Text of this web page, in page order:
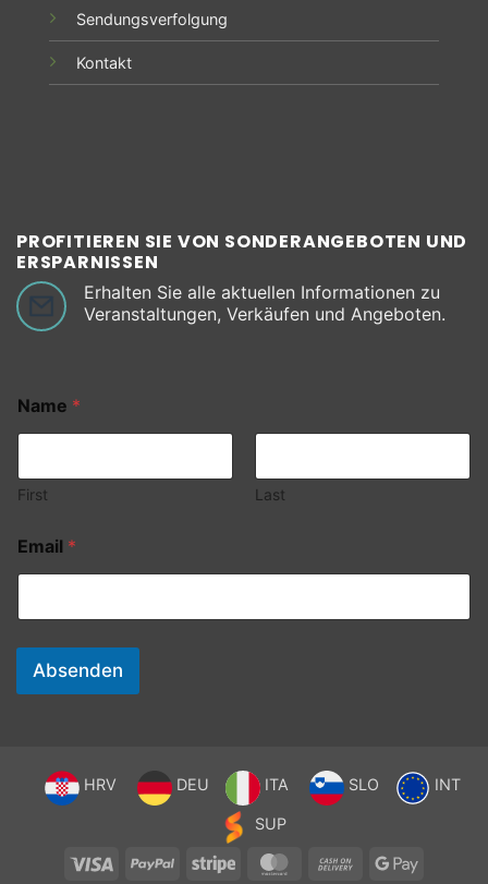
Sendungsverfolgung
Kontakt
PROFITIEREN SIE VON SONDERANGEBOTEN UND
ERSPARNISSEN
Erhalten Sie alle aktuellen Informationen zu
Veranstaltungen, Verkäufen und Angeboten.
Name *
First Last
Email *
Absenden
HRV DEU ITA SLO INT
SUP
Visa PayPal Stripe MasterCardCash
Google